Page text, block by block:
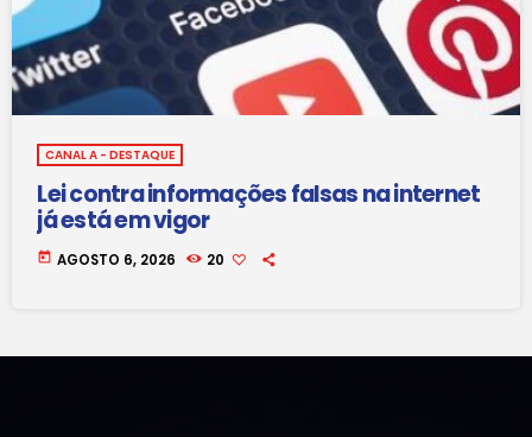
CANAL A - DESTAQUE
Lei contra informações falsas na internet
já está em vigor
today AGOSTO 6, 2026 20